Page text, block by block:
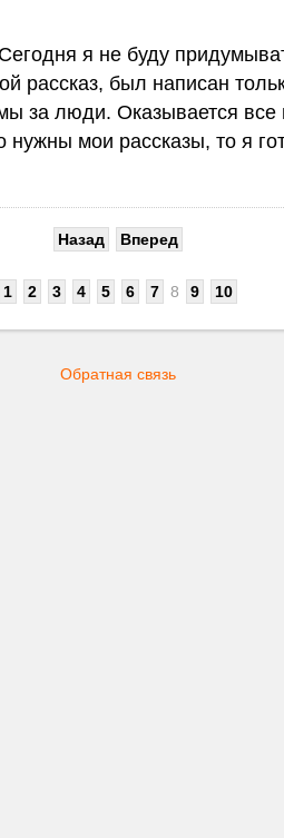
я не буду
рассказ, был написан
за люди. Оказывается все
нужны мои рассказы, то я
Назад Вперед
1 2 3 4 5 6 7 8 9 10
Обратная связь